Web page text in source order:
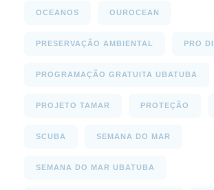
OCEANOS OUROCEAN
PRESERVAÇÃO AMBIENTAL PRO
PROGRAMAÇÃO GRATUITA UBATUBA
PROJETO TAMAR PROTEÇÃO
SCUBA SEMANA DO MAR
SEMANA DO MAR UBATUBA